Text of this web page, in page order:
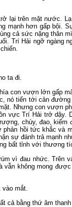
lại trên mặt nước.
mạnh hơn gấp bội.
cả sức nặng thân
Trí Hải ngỡ ngàng
ta đi.
con vượn lớn gấp
nó tiến tới cản
Nhưng con vượn
vực Trí Hải trở dậy.
chùy, đao, kiếm
hồi tức khắc và
sự đánh trả mạnh
bất tỉnh với thương
vì đau nhức. Trên
vẫn không mong
vào mắt.
cả bằng thứ âm thanh